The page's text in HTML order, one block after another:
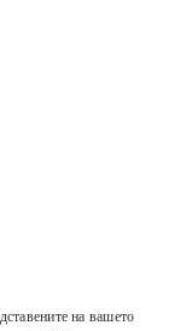
на вашето